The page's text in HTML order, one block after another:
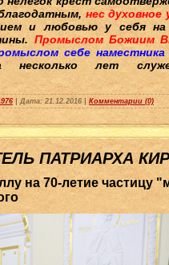
нес
и любовью у себя
Промыслом Божиим
себе
несколько лет
|Дата: 21.12.2016 Комментарии (0)
ПАТРИАРХА
на 70-летие частицу